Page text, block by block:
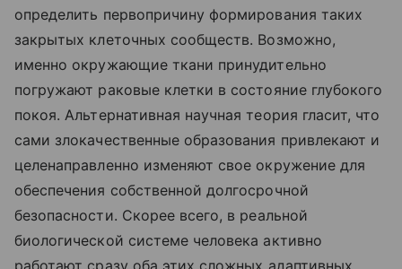
определить первопричину формирования таких
закрытых клеточных сообществ. Возможно,
именно окружающие ткани принудительно
погружают раковые клетки в состояние глубокого
покоя. Альтернативная научная теория гласит, что
сами злокачественные образования привлекают и
целенаправленно изменяют свое окружение для
обеспечения собственной долгосрочной
безопасности. Скорее всего, в реальной
биологической системе человека активно